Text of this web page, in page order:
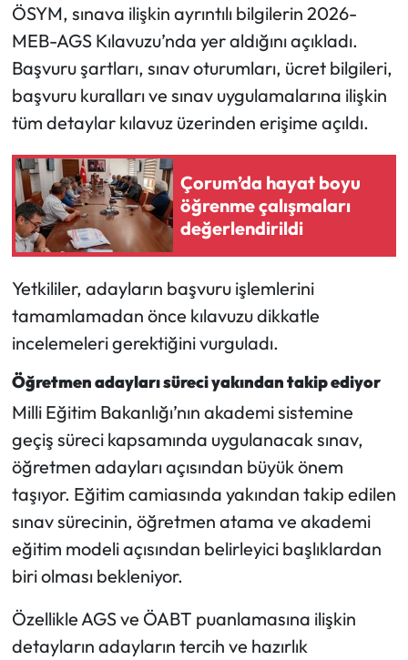
ÖSYM, sınava ilişkin ayrıntılı bilgilerin 2026-
MEB-AGS Kılavuzu’nda yer aldığını açıkladı.
Başvuru şartları, sınav oturumları, ücret bilgileri,
başvuru kuralları ve sınav uygulamalarına ilişkin
tüm detaylar kılavuz üzerinden erişime açıldı.
Çorum’da hayat boyu
öğrenme çalışmaları
değerlendirildi
Yetkililer, adayların başvuru işlemlerini
tamamlamadan önce kılavuzu dikkatle
incelemeleri gerektiğini vurguladı.
Öğretmen adayları süreci yakından takip ediyor
Milli Eğitim Bakanlığı’nın akademi sistemine
geçiş süreci kapsamında uygulanacak sınav,
öğretmen adayları açısından büyük önem
taşıyor. Eğitim camiasında yakından takip edilen
sınav sürecinin, öğretmen atama ve akademi
eğitim modeli açısından belirleyici başlıklardan
biri olması bekleniyor.
Özellikle AGS ve ÖABT puanlamasına ilişkin
detayların adayların tercih ve hazırlık